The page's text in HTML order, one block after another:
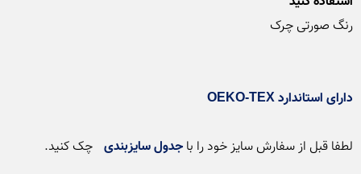
دارای استاندارد OEKO-TEX
لطفا قبل از سفارش سایز خود را با جدول سایزبندی چک کنید.